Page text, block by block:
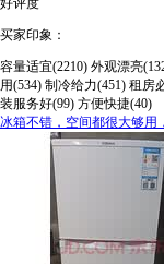
好评度
买家印象：
容量适宜(2210) 外观漂亮
用(534) 制冷给力(451) 租房
装服务好(99) 方便快捷(40)
冰箱不错，空间都很大够用